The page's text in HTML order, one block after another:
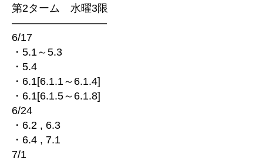
第2ターム 水曜3限
—————————
6/17
・5.1～5.3
・5.4
・6.1[6.1.1～6.1.4]
・6.1[6.1.5～6.1.8]
6/24
・6.2 , 6.3
・6.4 , 7.1
7/1